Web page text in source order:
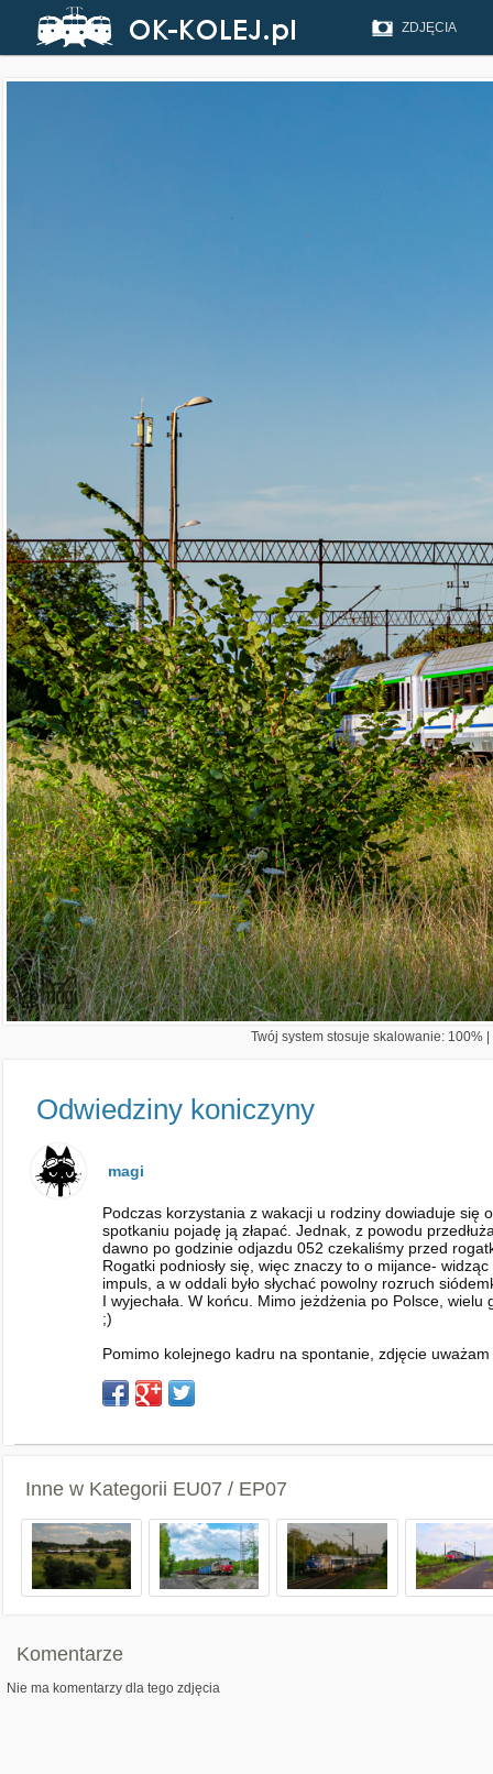
ZDJĘCIA
Twój system stosuje skalowanie: 100%
Odwiedziny koniczyny
magi
Podczas korzystania z wakacji u rodziny dowiaduje się
spotkaniu pojadę ją złapać. Jednak, z powodu
dawno po godzinie odjazdu 052 czekaliśmy przed
Rogatki podniosły się, więc znaczy to o mijance-
impuls, a w oddali było słychać powolny rozruch
I wyjechała. W końcu. Mimo jeżdżenia po Polsce,
;)
Pomimo kolejnego kadru na spontanie, zdjęcie
Inne w Kategorii EU07 / EP07
Komentarze
Nie ma komentarzy dla tego zdjęcia